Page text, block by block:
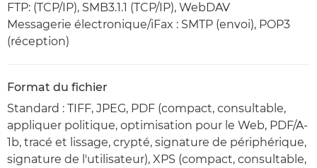
FTP: (TCP/IP), SMB3.1.1 (TCP/IP), WebDAV
Messagerie électronique/iFax : SMTP (envoi), POP3
(réception)
Format du fichier
Standard : TIFF, JPEG, PDF (compact, consultable,
appliquer politique, optimisation pour le Web, PDF/A-
1b, tracé et lissage, crypté, signature de périphérique,
signature de l'utilisateur), XPS (compact, consultable,